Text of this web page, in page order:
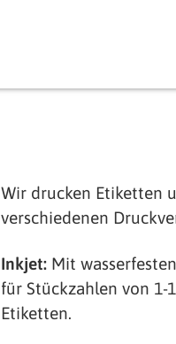
Wir drucken Etiketten
verschiedenen
Inkjet: Mit
für Stückzahlen von 1-
Etiketten.